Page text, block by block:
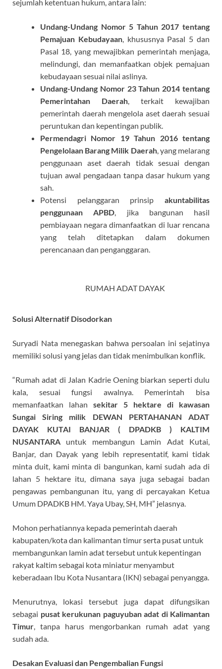
sejumlah ketentuan hukum, antara lain:
Undang-Undang Nomor 5 Tahun 2017 tentang
Pemajuan Kebudayaan, khususnya Pasal 5 dan
Pasal 18, yang mewajibkan pemerintah menjaga,
melindungi, dan memanfaatkan objek pemajuan
kebudayaan sesuai nilai aslinya.
Undang-Undang Nomor 23 Tahun 2014 tentang
Pemerintahan Daerah , terkait kewajiban
pemerintah daerah mengelola aset daerah sesuai
peruntukan dan kepentingan publik.
Permendagri Nomor 19 Tahun 2016 tentang
Pengelolaan Barang Milik Daerah, yang melarang
penggunaan aset daerah tidak sesuai dengan
tujuan awal pengadaan tanpa dasar hukum yang
sah.
Potensi pelanggaran prinsip akuntabilitas
penggunaan APBD , jika bangunan hasil
pembiayaan negara dimanfaatkan di luar rencana
yang telah ditetapkan dalam dokumen
perencanaan dan penganggaran.
RUMAH ADAT DAYAK
Solusi Alternatif Disodorkan
Suryadi Nata menegaskan bahwa persoalan ini sejatinya
memiliki solusi yang jelas dan tidak menimbulkan konflik.
“Rumah adat di Jalan Kadrie Oening biarkan seperti dulu
kala, sesuai fungsi awalnya. Pemerintah bisa
memanfaatkan lahan sekitar 5 hektare di kawasan
Sungai Siring milik DEWAN PERTAHANAN ADAT
DAYAK KUTAI BANJAR ( DPADKB ) KALTIM
NUSANTARA untuk membangun Lamin Adat Kutai,
Banjar, dan Dayak yang lebih representatif, kami tidak
minta duit, kami minta di bangunkan, kami sudah ada di
lahan 5 hektare itu, dimana saya juga sebagai badan
pengawas pembangunan itu, yang di percayakan Ketua
Umum DPADKB HM. Yaya Ubay, SH, MH” jelasnya.
Mohon perhatiannya kepada pemerintah daerah
kabupaten/kota dan kalimantan timur serta pusat untuk
membangunkan lamin adat tersebut untuk kepentingan
rakyat kaltim sebagai kota miniatur menyambut
keberadaan Ibu Kota Nusantara (IKN) sebagai penyangga.
Menurutnya, lokasi tersebut juga dapat difungsikan
sebagai pusat kerukunan paguyuban adat di Kalimantan
Timur , tanpa harus mengorbankan rumah adat yang
sudah ada.
Desakan Evaluasi dan Pengembalian Fungsi